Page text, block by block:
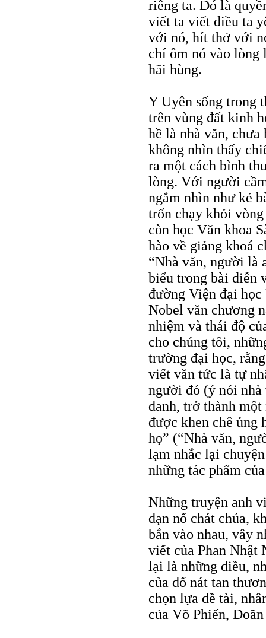
riêng ta. Ðó là
viết ta viết điều ta
với nó, hít thở với
chí ôm nó vào lòng
hãi hùng.
Y Uyên sống trong
trên vùng đất kinh
hề là nhà văn,
không nhìn thấy
ra một cách bình
lòng. Với người
ngắm nhìn như kẻ
trốn chạy khỏi
còn học Văn khoa
hào về giảng khoá
“Nhà văn, người là
biểu trong bài diễn
đường Viện đại
Nobel văn chương
nhiệm và thái độ
cho chúng tôi,
trường đại học,
viết văn tức là tự
người đó (ý nói nhà
danh, trở thành
được khen chê ủng
họ” (“Nhà văn,
lạm nhắc lại
những tác phẩm
Những truyện anh
đạn nổ chát chúa,
bắn vào nhau, vây
viết của Phan
lại là những điều,
của đổ nát tan
chọn lựa đề tài,
của Võ Phiến,